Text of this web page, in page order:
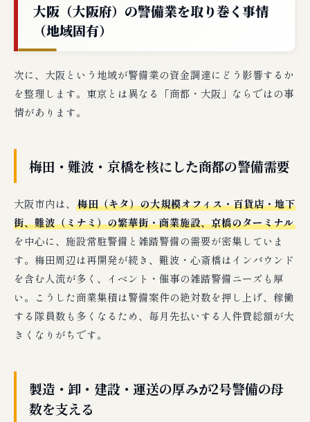
大阪（大阪府）の警備業を取り巻く事情
（地域固有）
次に、大阪という地域が警備業の資金調達にどう影響するか
を整理します。東京とは異なる「商都・大阪」ならではの事
情があります。
梅田・難波・京橋を核にした商都の警備需要
大阪市内は、 梅田（キタ）の大規模オフィス・百貨店・地下
街、難波（ミナミ）の繁華街・商業施設、京橋のターミナル
を中心に、施設常駐警備と雑踏警備の需要が密集していま
す。梅田周辺は再開発が続き、難波・心斎橋はインバウンド
を含む人流が多く、イベント・催事の雑踏警備ニーズも厚
い。こうした商業集積は警備案件の絶対数を押し上げ、稼働
する隊員数も多くなるため、毎月先払いする人件費総額が大
きくなりがちです。
製造・卸・建設・運送の厚みが2号警備の母
数を支える